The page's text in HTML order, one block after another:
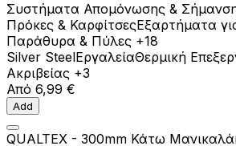
Συστήματα Απομόνωσης &
Πρόκες & ΚαρφίτσεςΕξαρτήματα
Παράθυρα & Πύλες +18
Silver SteelΕργαλείαΘερμική
Ακριβείας +3
Από 6,99 €
Add
QUALTEX - 300mm Κάτω